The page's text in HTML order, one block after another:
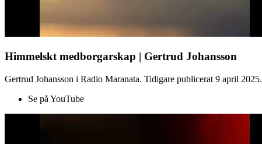
Himmelskt medborgarskap | Gertrud Johansson
Gertrud Johansson i Radio Maranata. Tidigare publicerat 9 april 2025.
Se på YouTube